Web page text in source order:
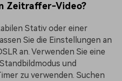
Zeitraffer-Video?
Stativ oder einer
Sie die Einstellungen an
an. Verwenden Sie eine
und
zu verwenden. Suchen